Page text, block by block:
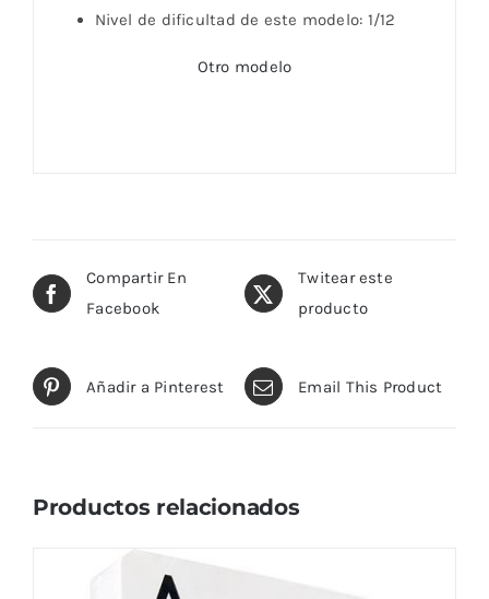
Nivel de dificultad de este modelo: 1/12
Otro modelo
Compartir En
Facebook
Twitear este
producto
Añadir a Pinterest Email This Product
Productos relacionados